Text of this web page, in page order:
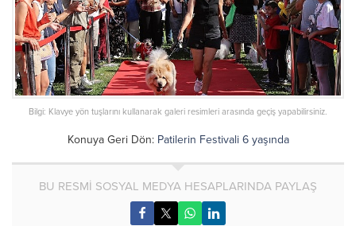
Bilgi: Klavye yön tuşlarını kullanarak galeri resimleri arasında geçiş yapabilirsiniz.
Konuya Geri Dön: Patilerin Festivali 6 yaşında
BU RESMİ SOSYAL MEDYA HESAPLARINDA PAYLAŞ